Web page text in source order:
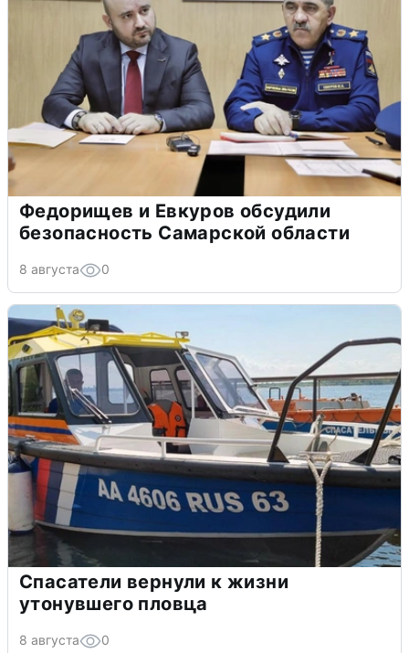
Федорищев и Евкуров обсудили
безопасность Самарской области
8 августа 0
Спасатели вернули к жизни
утонувшего пловца
8 августа 0